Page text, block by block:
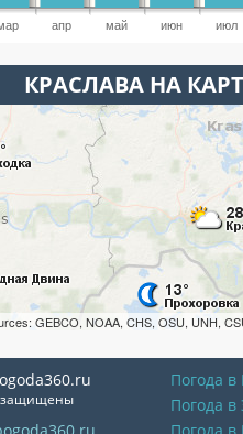
апр май июн июл
КРАСЛАВА НА
GEBCO, NOAA, CHS, OSU, UNH,
защищены
Погода в
Погода в